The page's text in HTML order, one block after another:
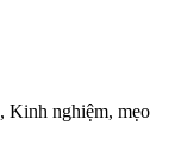
, Kinh nghiệm, mẹo